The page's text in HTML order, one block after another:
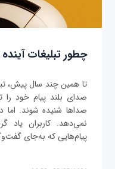
چطور تبلیغات
تا همین چند سال پیش،
صدای بلند پیام خود را
صداها شنیده شوند. اما
نمی‌دهد. کاربران یاد
پیام‌هایی که به‌جای